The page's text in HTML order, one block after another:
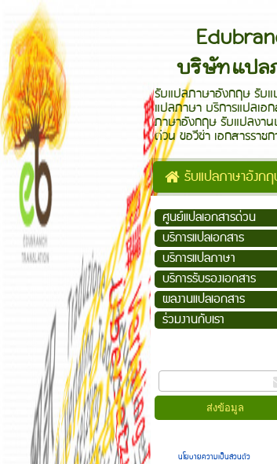
บริษัทแปล
รับแปลภาษาอังกฤษ รับ
แปลภาษา บริการแปลเอ
ภาษาอังกฤษ รับแปลงา
ด่วน ขอวีซ่า เอกสารราช
รับแปลภาษาอังก
ศูนย์แปลเอกสารด่วน
บริการแปลเอกสาร
บริการแปลภาษา
บริการรับรองเอกสาร
ผลงานแปลเอกสาร
ร่วมงานกับเรา
นโยบายความเป็นส่วนตัว